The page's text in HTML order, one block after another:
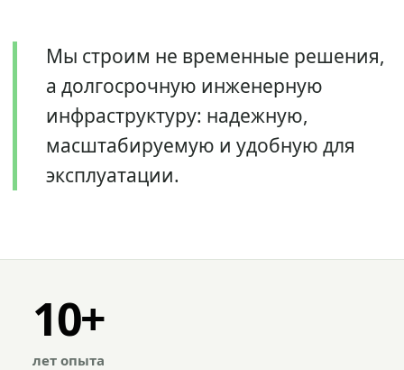
Мы строим не временные решения,
а долгосрочную инженерную
инфраструктуру: надежную,
масштабируемую и удобную для
эксплуатации.
10+
лет опыта